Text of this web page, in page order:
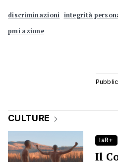
discriminazioni integrità
pmi azione
CULTURE
laR+
Il